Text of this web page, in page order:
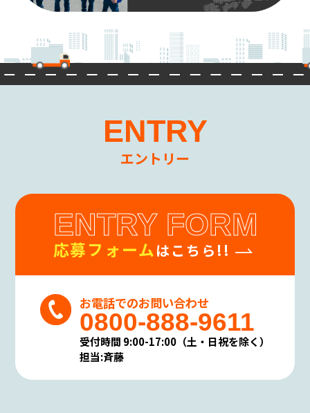
当社は、お客様の同意なしに第三者へお客様
の個人情報の提供は行いません。
但し個人情報に適用される法律その他の規範
により、当社が従うべき法令上の義務等の特別
(4)個人情報の開示・修正等の手続
お客様からご提供頂いた個人情報に関して、照
会、訂正、削除を要望される場合は、お問い
合わせ先窓口までご連絡下さい。
ることが確認できた場合に限り、合理的な期間
内に、お客様の個人情報を開示、訂正、削除
致します。
(5)個人情報の開示等に要する手数料
開示請求者(お客様ご本人と認められる方)に対
し開示等に要する手数料のご負担をお願いす
る場合がありますが、その場合はあらかじめ
その旨を明らかにしご負担頂くことと致しま
個人情報の保護に関する法令・規範の遵守
ENTRY
エントリー
ENTRY FORM
応募フォームはこちら!!
お電話でのお問い合わせ
0800-888-9611
受付時間 9:00-17:00（土・日祝を除く）
担当:斉藤